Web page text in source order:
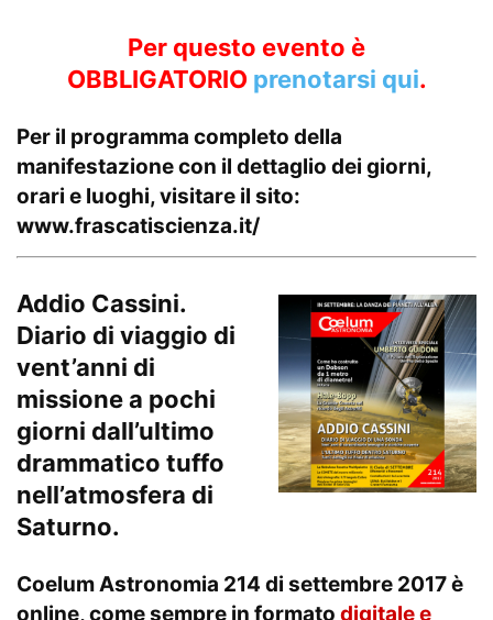
Per questo evento è
OBBLIGATORIO prenotarsi qui.
Per il programma completo della
manifestazione con il dettaglio dei giorni,
orari e luoghi, visitare il sito:
www.frascatiscienza.it/
Addio Cassini.
Diario di viaggio di
vent’anni di
missione a pochi
giorni dall’ultimo
drammatico tuffo
nell’atmosfera di
Saturno.
Coelum Astronomia 214 di settembre 2017è
online, come sempre in formato digitale e